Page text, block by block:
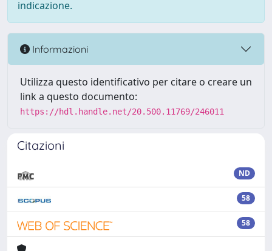
indicazione.
Informazioni
Utilizza questo identificativo per citare o creare un
link a questo documento:
https://hdl.handle.net/20.500.11769/246011
Citazioni
ND
58
58